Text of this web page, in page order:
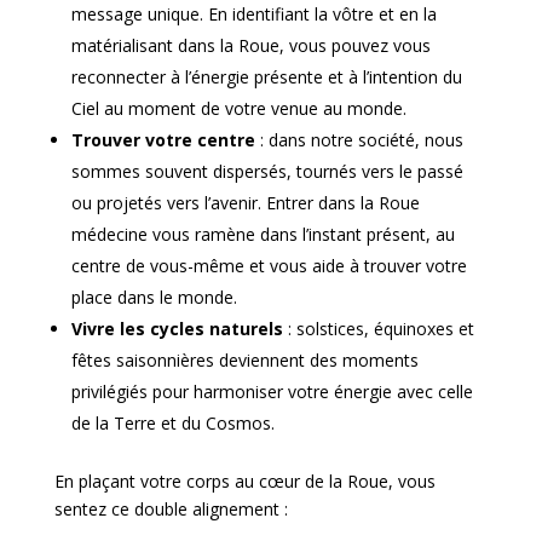
message unique. En identifiant la vôtre et en la
matérialisant dans la Roue, vous pouvez vous
reconnecter à l’énergie présente et à l’intention du
Ciel au moment de votre venue au monde.
Trouver votre centre : dans notre société, nous
sommes souvent dispersés, tournés vers le passé
ou projetés vers l’avenir. Entrer dans la Roue
médecine vous ramène dans l’instant présent, au
centre de vous-même et vous aide à trouver votre
place dans le monde.
Vivre les cycles naturels : solstices, équinoxes et
fêtes saisonnières deviennent des moments
privilégiés pour harmoniser votre énergie avec celle
de la Terre et du Cosmos.
En plaçant votre corps au cœur de la Roue, vous
sentez ce double alignement :